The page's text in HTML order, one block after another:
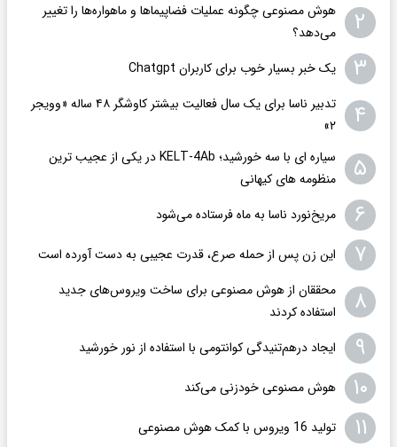
۲
هوش مصنوعی چگونه عملیات فضاپیماها و ماهواره‌ها را تغییر
می‌دهد؟
۳ یک خبر بسیار خوب برای کاربران Chatgpt
۴
تدبیر ناسا برای یک سال فعالیت بیشتر کاوشگر ۴۸ ساله «وویجر
۲»
۵
سیاره ای با سه خورشید؛ KELT-4Ab در یکی از عجیب ترین
منظومه های کیهانی
۶ مریخ‌نورد ناسا به ماه فرستاده می‌شود
۷ این زن پس از حمله صرع، قدرت عجیبی به دست آورده است
۸
محققان از هوش مصنوعی برای ساخت ویروس‌های جدید
استفاده کردند
۹ ایجاد درهم‌تنیدگی کوانتومی با استفاده از نور خورشید
۱۰ هوش مصنوعی خودزنی می‌کند
۱۱ تولید 16 ویروس با کمک هوش مصنوعی